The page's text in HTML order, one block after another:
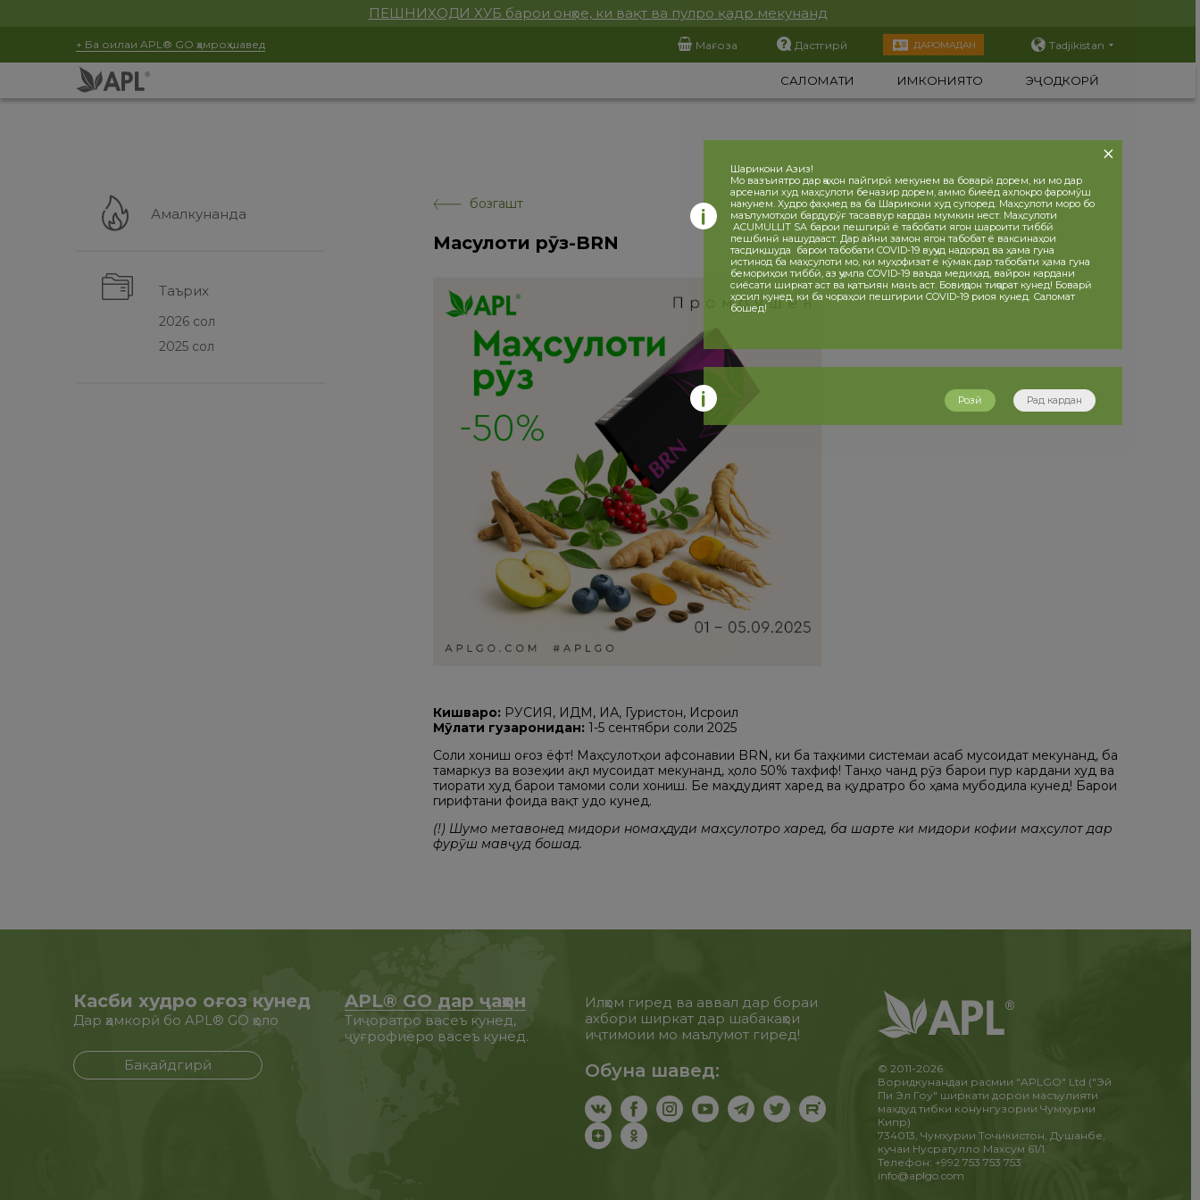
ПЕШНИҲОДИ ХУБ барои онҳое, ки вақт ва пулро қадр мекунанд
+ Ба оилаи APL® GO ҳамроҳ шавед Мағоза Дастгирӣ ДАРОМАДАН Tadjikistan
САЛОМАТИ ИМКОНИЯТҲО ЭҶОДКОРӢ
Амалкунанда
Таърих
2026 сол
2025 сол
бозгашт
Маҳсулоти рӯз-BRN
Кишварҳо: РУСИЯ, ИДМ, ИА, Гурҷистон, Исроил
Мӯҳлати гузаронидан: 1-5 сентябри соли 2025
Соли хониш оғоз ёфт! Маҳсулотҳои афсонавии BRN, ки ба таҳкими системаи асаб мусоидат мекунанд, ба
тамаркуз ва возеҳии ақл мусоидат мекунанд, ҳоло 50% тахфиф! Танҳо чанд рӯз барои пур кардани худ ва
тиҷорати худ барои тамоми соли хониш. Бе маҳдудият харед ва қудратро бо ҳама мубодила кунед! Барои
гирифтани фоида вақт ҷудо кунед.
(!) Шумо метавонед миқдори номаҳдуди маҳсулотро харед, ба шарте ки миқдори кофии маҳсулот дар
фурӯш мавҷуд бошад.
Касби худро оғоз кунед
Дар ҳамкорӣ бо APL® GO ҳоло
Бақайдгирӣ
APL® GO дар ҷаҳон
Тиҷоратро васеъ кунед,
ҷуғрофиёро васеъ кунед.
Илҳом гиред ва аввал дар бораи
ахбори ширкат дар шабакаҳои
иҷтимоии мо маълумот гиред!
Обуна шавед:
© 2011-2026
Воридкунандаи расмии "APLGO" Ltd ("Эй
Пи Эл Гоу" ширкати дорои масъулияти
махдуд тибки конунгузории Чумхурии
Кипр)
734013, Чумхурии Точикистон, Душанбе,
кучаи Нусратулло Махсум 61/1.
Телефон: +992 753 753 753
info@aplgo.com
Шарикони Азиз!
Мо вазъиятро дар ҷаҳон пайгирӣ мекунем ва боварӣ дорем, ки мо дар
арсенали худ маҳсулоти беназир дорем, аммо биеёд ахлоқро фаромӯш
накунем. Худро фаҳмед ва ба Шарикони худ супоред. Маҳсулоти моро бо
маълумотҳои бардурӯғ тасаввур кардан мумкин нест. Маҳсулоти
ACUMULLIT SA барои пешгирӣ ё табобати ягон шароити тиббӣ
пешбинӣ нашудааст. Дар айни замон ягон табобат ё ваксинаҳои
тасдиқшуда барои табобати COVID-19 вуҷуд надорад ва ҳама гуна
истинод ба маҳсулоти мо, ки муҳофизат ё кӯмак дар табобати ҳама гуна
бемориҳои тиббӣ, аз ҷумла COVID-19 ваъда медиҳад, вайрон кардани
сиёсати ширкат аст ва қатъиян манъ аст. Бовиҷдон тиҷорат кунед! Боварӣ
ҳосил кунед, ки ба чораҳои пешгирии COVID-19 риоя кунед. Саломат
бошед!
Розӣ Рад кардан